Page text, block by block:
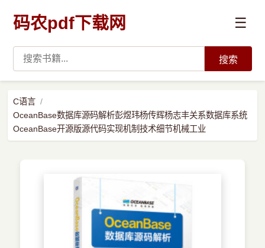
码农pdf下载网 ☰
数据科学与人工智能
搜索
C语言
OceanBase数据库源码解析彭煜玮杨传辉杨志丰关系数据库系统
OceanBase开源版源代码实现机制技术细节机械工业